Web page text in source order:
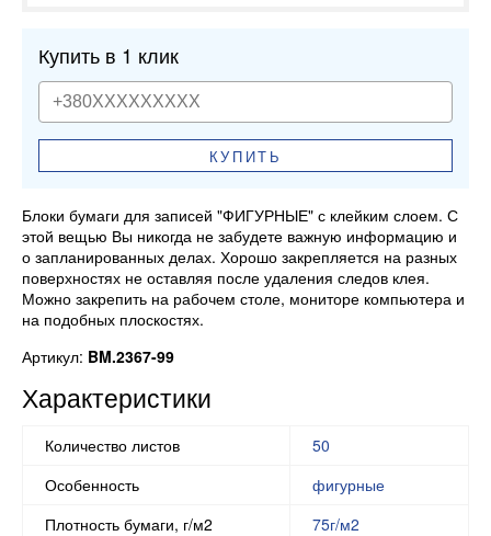
Купить в 1 клик
КУПИТЬ
Блоки бумаги для записей "ФИГУРНЫЕ" с клейким слоем. С
этой вещью Вы никогда не забудете важную информацию и
о запланированных делах. Хорошо закрепляется на разных
поверхностях не оставляя после удаления следов клея.
Можно закрепить на рабочем столе, мониторе компьютера и
на подобных плоскостях.
Артикул: BM.2367-99
Характеристики
Количество листов
50
Особенность
фигурные
Плотность бумаги, г/м2
75г/м2